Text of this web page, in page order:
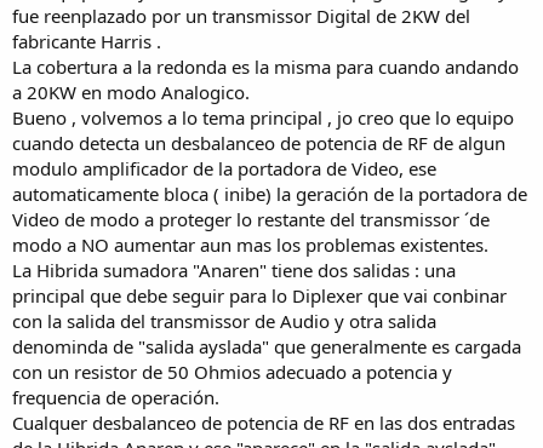
fue reenplazado por un transmissor Digital de 2KW del
fabricante Harris .
La cobertura a la redonda es la misma para cuando andando
a 20KW en modo Analogico.
Bueno , volvemos a lo tema principal , jo creo que lo equipo
cuando detecta un desbalanceo de potencia de RF de algun
modulo amplificador de la portadora de Video, ese
automaticamente bloca ( inibe) la geración de la portadora de
Video de modo a proteger lo restante del transmissor ´de
modo a NO aumentar aun mas los problemas existentes.
La Hibrida sumadora "Anaren" tiene dos salidas : una
principal que debe seguir para lo Diplexer que vai conbinar
con la salida del transmissor de Audio y otra salida
denominda de "salida ayslada" que generalmente es cargada
con un resistor de 50 Ohmios adecuado a potencia y
frequencia de operación.
Cualquer desbalanceo de potencia de RF en las dos entradas